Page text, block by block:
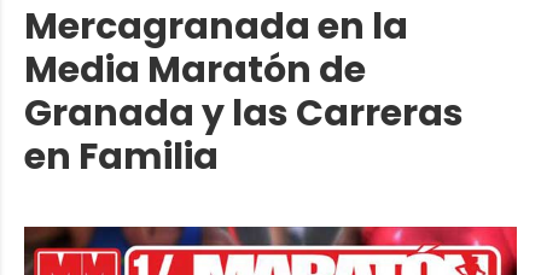
Mercagranada en la
Media Maratón de
Granada y las Carreras
en Familia